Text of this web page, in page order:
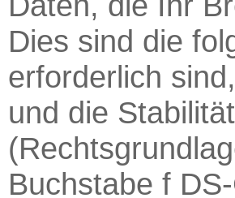
Dies sind die
erforderlich
und die
Buchstabe f